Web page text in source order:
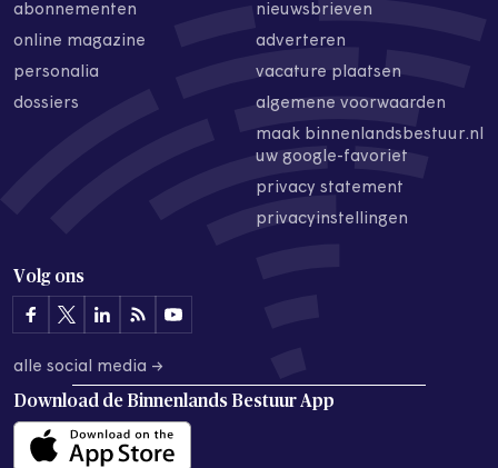
abonnementen
online magazine
personalia
dossiers
nieuwsbrieven
adverteren
vacature plaatsen
algemene voorwaarden
maak binnenlandsbestuur.nl
uw google-favoriet
privacy statement
privacyinstellingen
Volg ons
alle social media →
Download de Binnenlands Bestuur App